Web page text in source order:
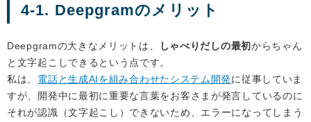
4-1. Deepgramのメリット
Deepgramの大きなメリットは、 しゃべりだしの最初からちゃん
と文字起こしできるという点です。
私は、 電話と生成AIを組み合わせたシステム開発に従事していま
すが、開発中に最初に重要な言葉をお客さまが発言しているのに
それが認識（文字起こし）できないため、エラーになってしまう